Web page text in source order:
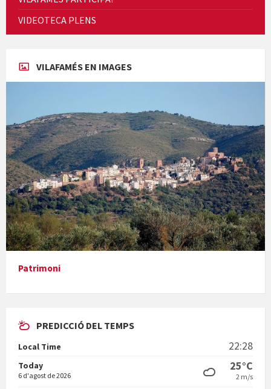
Cicle de Cine i Dones rurals
Concerts al Museu
Presentació del llibre &quot;La mare&quot;, d'Emma Zafon
En Bum
VIDEOTECA PLENS
VILAFAMÉS EN IMAGES
Patrimoni
PREDICCIÓ DEL TEMPS
Local Time 22:28
Today
6 d'agost de 2026
25°C
2 m/s